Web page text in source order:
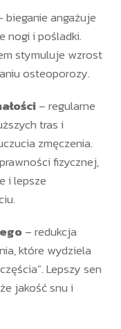
bieganie angażuje
nogi i pośladki.
stymuluje wzrost
osteoporozy.
– regularne
tras i
zmęczenia.
fizycznej,
i lepsze
– redukcja
które wydziela
Lepszy sen
jakość snu i